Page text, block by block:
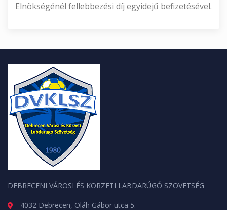
Elnökségénél fellebbezési díj egyidejű befizetésével.
DEBRECENI VÁROSI ÉS KÖRZETI LABDARÚGÓ SZÖVETSÉG
4032 Debrecen, Oláh Gábor utca 5.